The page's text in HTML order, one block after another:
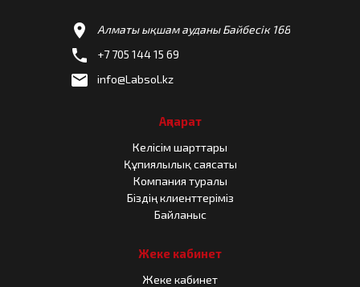
location_on Алматы ықшам ауданы Байбесік 168
phone +7 705 144 15 69
email info@Labsol.kz
Ақпарат
Келісім шарттары
Құпиялылық саясаты
Компания туралы
Біздің клиенттеріміз
Байланыс
Жеке кабинет
Жеке кабинет